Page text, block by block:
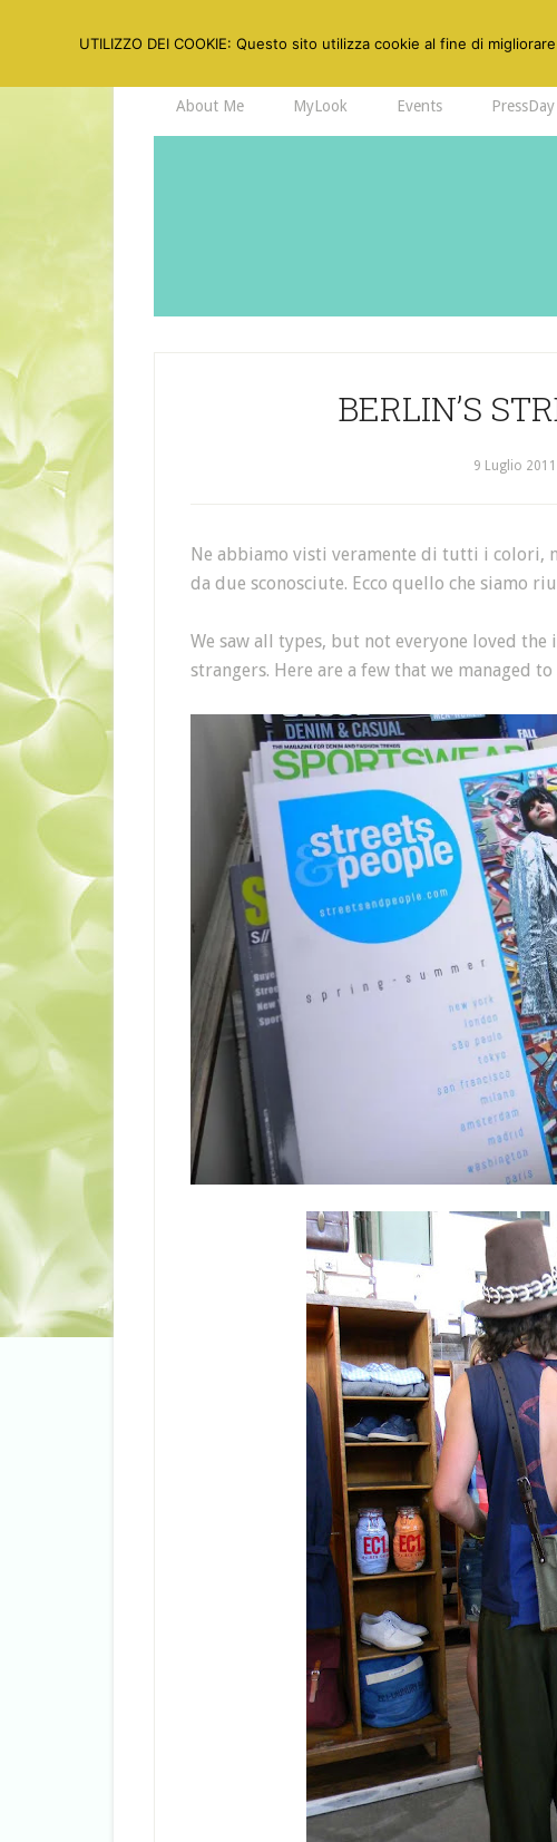
About Me MyLook Events PressDay
BERLIN’S
9 Luglio 2011
Ne abbiamo visti veramente di tutti i colori,
da due sconosciute. Ecco quello che siamo
We saw all types, but not everyone loved
strangers. Here are a few that we managed
UTILIZZO DEI COOKIE: Questo sito utilizza cookie al fine di